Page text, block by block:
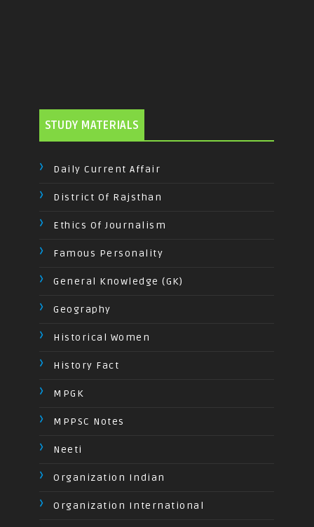
STUDY MATERIALS
Daily Current Affair
District Of Rajsthan
Ethics Of Journalism
Famous Personality
General Knowledge (GK)
Geography
Historical Women
History Fact
MPGK
MPPSC Notes
Neeti
Organization Indian
Organization International